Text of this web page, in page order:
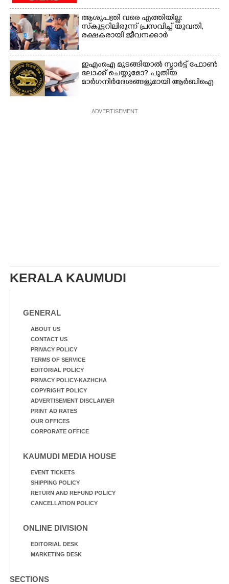
ആശുപത്രി വരെ എത്തിയില്ല:
സ്കൂട്ടറിലിരുന്ന് പ്രസവിച്ച് യുവതി,
രക്ഷകരായി ജീവനക്കാർ
ഇഎംഐ മുടങ്ങിയാൽ സ്മാർട്ട് ഫോൺ
ലോക്ക് ചെയ്യുമോ? പുതിയ
മാർഗനിർദേശങ്ങളുമായി ആർബിഐ
ADVERTISEMENT
KERALA KAUMUDI
GENERAL
ABOUT US
CONTACT US
PRIVACY POLICY
TERMS OF SERVICE
EDITORIAL POLICY
PRIVACY POLICY-KAZHCHA
COPYRIGHT POLICY
ADVERTISEMENT DISCLAIMER
PRINT AD RATES
OUR OFFICES
CORPORATE OFFICE
KAUMUDI MEDIA HOUSE
EVENT TICKETS
SHIPPING POLICY
RETURN AND REFUND POLICY
CANCELLATION POLICY
ONLINE DIVISION
EDITORIAL DESK
MARKETING DESK
SECTIONS